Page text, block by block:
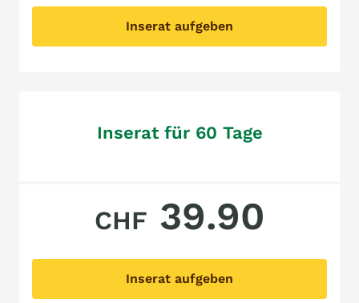
Inserat aufgeben
Inserat für 60 Tage
CHF 39.90
Inserat aufgeben